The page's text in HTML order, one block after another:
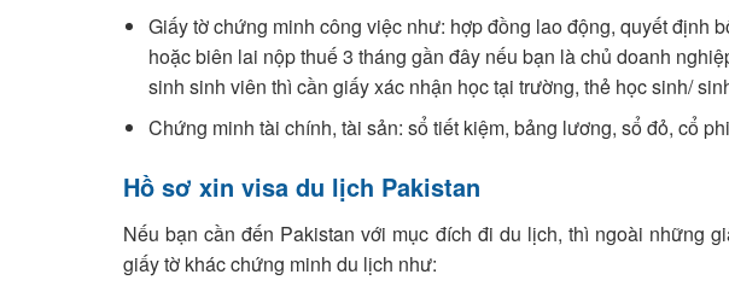
Giấy tờ chứng minh công việc như: hợp đồng lao động, quyết định
hoặc biên lai nộp thuế 3 tháng gần đây nếu bạn là chủ doanh
sinh sinh viên thì cần giấy xác nhận học tại trường, thẻ học sinh/
Chứng minh tài chính, tài sản: sổ tiết kiệm, bảng lương, sổ đỏ, cổ
Hồ sơ xin visa du lịch Pakistan
Nếu bạn cần đến Pakistan với mục đích đi du lịch, thì ngoài những
giấy tờ khác chứng minh du lịch như: